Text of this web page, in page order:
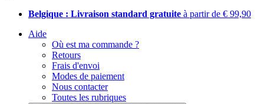
Belgique : Livraison standard gratuite à partir de € 99,90
Aide
Où est ma commande ?
Retours
Frais d'envoi
Modes de paiement
Nous contacter
Toutes les rubriques